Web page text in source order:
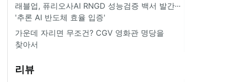
래블업, 퓨리오사AI RNGD 성능검증 백서 발간···
'추론 AI 반도체 효율 입증'
가운데 자리면 무조건? CGV 영화관 명당을
찾아서
리뷰